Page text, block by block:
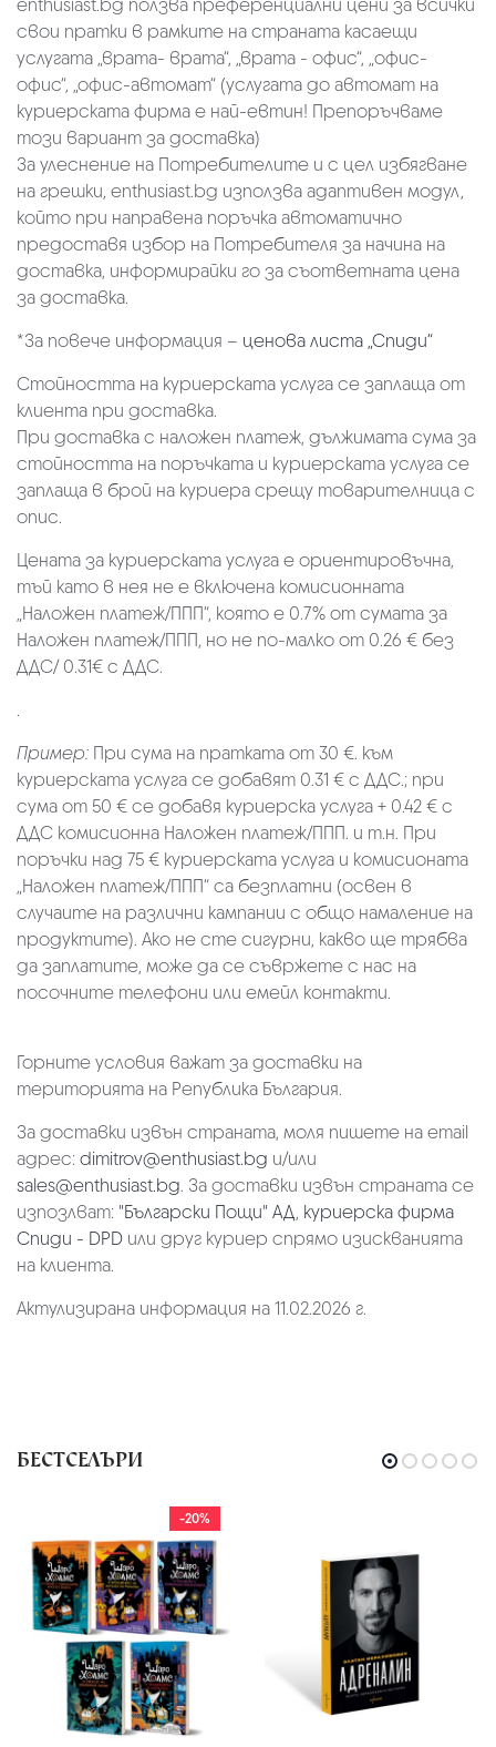
enthusiast.bg ползва преференциални цени за всички
свои пратки в рамките на страната касаещи
услугата „врата- врата“, „врата - офис“, „oфис-
офис“, „офис-автомат“ (услугата до автомат на
куриерската фирма е най-евтин! Препоръчваме
този вариант за доставка)
За улеснение на Потребителите и с цел избягване
на грешки, enthusiast.bg използва адаптивен модул,
който при направена поръчка автоматично
предоставя избор на Потребителя за начина на
доставка, информирайки го за съответната цена
за доставка.
*За повече информация – ценова листа „Спиди“
Стойността на куриерската услуга се заплаща от
клиента при доставка.
При доставка с наложен платеж, дължимата сума за
стойността на поръчката и куриерската услуга се
заплаща в брой на куриера срещу товарителница с
опис.
Цената за куриерската услуга е ориентировъчна,
тъй като в нея не е включена комисионната
„Наложен платеж/ППП“, която е 0.7% от сумата за
Наложен платеж/ППП, но не по-малко от 0.26 € без
ДДС/ 0.31€ с ДДС.
.
Пример: При сума на пратката от 30 €. към
куриерската услуга се добавят 0.31 € с ДДС.; при
сума от 50 € се добавя куриерска услуга + 0.42 € с
ДДС комисионна Наложен платеж/ППП. и т.н. При
поръчки над 75 € куриерската услуга и комисионата
„Наложен платеж/ППП“ са безплатни (освен в
случаите на различни кампании с общо намаление на
продуктите). Ако не сте сигурни, какво ще трябва
да заплатите, може да се съвржете с нас на
посочните телефони или емейл контакти.
Горните условия важат за доставки на
територията на Република България.
За доставки извън страната, моля пишете на email
адрес: dimitrov@enthusiast.bg и/или
sales@enthusiast.bg. За доставки извън страната се
изпозлват: "Български Пощи" АД, куриерска фирма
Спиди - DPD или друг куриер спрямо изискванията
на клиента.
Актулизирана информация на 11.02.2026 г.
БЕСТСЕЛЪРИ
-20%